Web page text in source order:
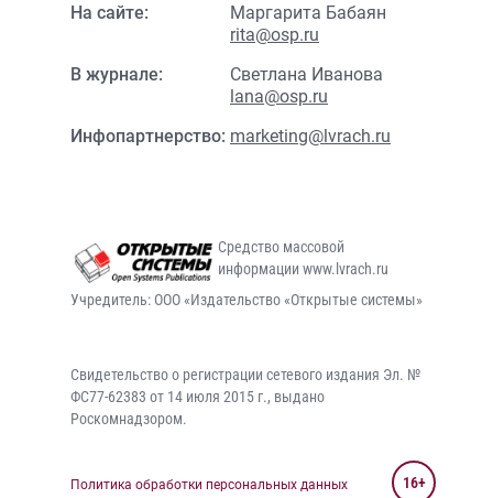
На сайте:
Маргарита Бабаян
rita@osp.ru
В журнале:
Светлана Иванова
lana@osp.ru
Инфопартнерство: marketing@lvrach.ru
Средство массовой
информации www.lvrach.ru
Учредитель: ООО «Издательство «Открытые системы»
Свидетельство о регистрации сетевого издания Эл. №
ФС77-62383 от 14 июля 2015 г., выдано
Роскомнадзором.
Политика обработки персональных данных 16+